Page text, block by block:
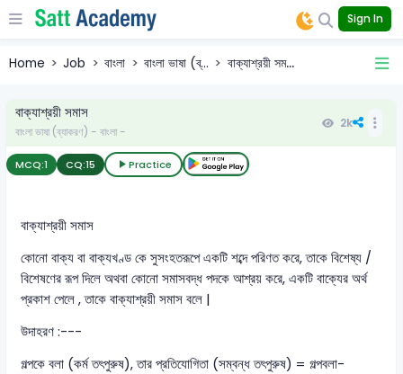
Sign In
Home Job বাংলা বাংলা ভাষা (ব্... বাক্যাশ্রয়ী সম...
বাক্যাশ্রয়ী সমাস
বাংলা ভাষা (ব্যাকরণ) - বাংলা -
2k
MCQ:1 CQ:15 Practice
বাক্যাশ্রয়ী সমাস
কোনো বাক্য বা বাক্যখণ্ড কে সুসংহতরূপে একটি শব্দে পরিণত করে, তাকে বিশেষ্য /
বিশেষণের রূপ দিলে অথবা কোনো সমাসবদ্ধ পদকে আশ্রয় করে, একটি বাক্যের অর্থ
প্রকাশ পেলে , তাকে বাক্যাশ্রয়ী সমাস বলে |
উদাহরণ :---
গল্পকে বলা (কর্ম তৎপুরুষ), তার প্রতিযোগিতা (সম্বন্ধ তৎপুরুষ) = গল্পবলা-